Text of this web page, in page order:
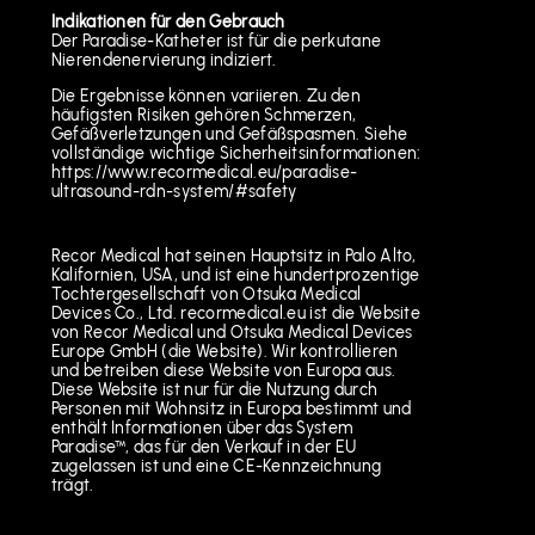
Indikationen für den Gebrauch
Der Paradise-Katheter ist für die perkutane
Nierendenervierung indiziert.
Die Ergebnisse können variieren. Zu den
häufigsten Risiken gehören Schmerzen,
Gefäßverletzungen und Gefäßspasmen. Siehe
vollständige wichtige Sicherheitsinformationen:
https://www.recormedical.eu/paradise-
ultrasound-rdn-system/#safety
Recor Medical hat seinen Hauptsitz in Palo Alto,
Kalifornien, USA, und ist eine hundertprozentige
Tochtergesellschaft von Otsuka Medical
Devices Co., Ltd. recormedical.eu ist die Website
von Recor Medical und Otsuka Medical Devices
Europe GmbH (die Website). Wir kontrollieren
und betreiben diese Website von Europa aus.
Diese Website ist nur für die Nutzung durch
Personen mit Wohnsitz in Europa bestimmt und
enthält Informationen über das System
Paradise™, das für den Verkauf in der EU
zugelassen ist und eine CE-Kennzeichnung
trägt.